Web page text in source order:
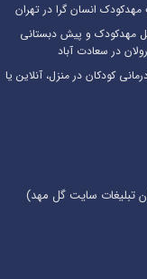
انسان گرا در تهران
مهدکودک و پیش دبستانی
در سعادت آباد
کودکان در منزل، آنلاین یا
تبلیغات سایت گل مهد)